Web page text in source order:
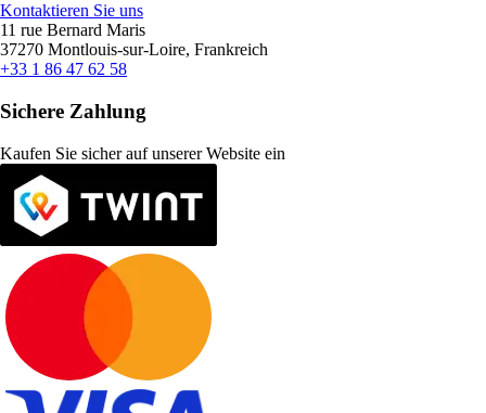
Kontaktieren Sie uns
11 rue Bernard Maris
37270 Montlouis-sur-Loire, Frankreich
+33 1 86 47 62 58
Sichere Zahlung
Kaufen Sie sicher auf unserer Website ein